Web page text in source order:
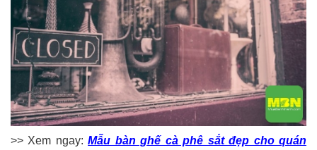
>> Xem ngay:Mẫu bàn ghế cà phê sắt đẹp cho quán